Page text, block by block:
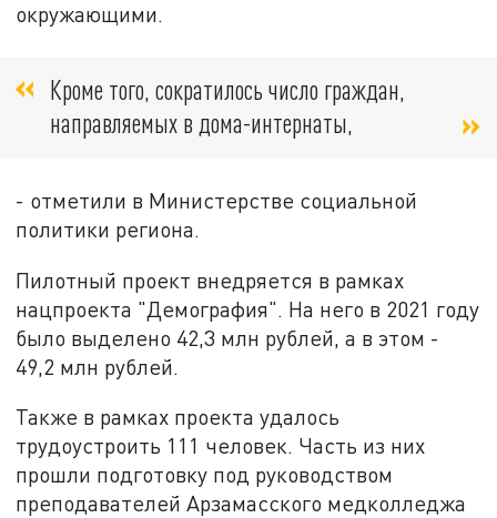
окружающими.
Кроме того, сократилось число граждан,
направляемых в дома-интернаты,
- отметили в Министерстве социальной
политики региона.
Пилотный проект внедряется в рамках
нацпроекта "Демография". На него в 2021 году
было выделено 42,3 млн рублей, а в этом -
49,2 млн рублей.
Также в рамках проекта удалось
трудоустроить 111 человек. Часть из них
прошли подготовку под руководством
преподавателей Арзамасского медколледжа